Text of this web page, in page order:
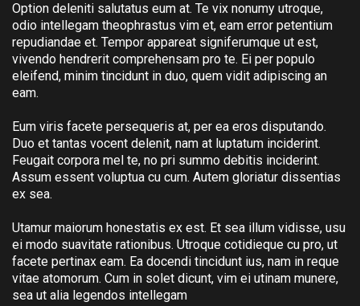
Option deleniti salutatus eum at. Te vix nonumy utroque,
odio intellegam theophrastus vim et, eam error petentium
repudiandae et. Tempor appareat signiferumque ut est,
vivendo hendrerit comprehensam pro te. Ei per populo
eleifend, minim tincidunt in duo, quem vidit adipiscing an
eam.
Eum viris facete persequeris at, per ea eros disputando.
Duo et tantas vocent delenit, nam at luptatum inciderint.
Feugait corpora mel te, no pri summo debitis inciderint.
Assum essent voluptua cu cum. Autem gloriatur dissentias
ex sea.
Utamur maiorum honestatis ex est. Et sea illum vidisse, usu
ei modo suavitate rationibus. Utroque cotidieque cu pro, ut
facete pertinax eam. Ea docendi tincidunt ius, nam in reque
vitae atomorum. Cum in solet dicunt, vim ei utinam munere,
sea ut alia legendos intellegam